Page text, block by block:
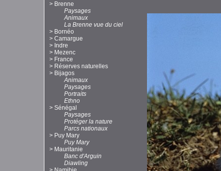
> Brenne
Paysages
Animaux
La Brenne vue du ciel
> Bornéo
> Camargue
> Indre
> Mezenc
> France
> Réserves naturelles
> Bijagos
Animaux
Paysages
Portraits
Ethno
> Sénégal
Paysages
Protéger la nature
Parcs nationaux
> Puy Mary
Puy Mary
> Mauritanie
Banc d'Arguin
Diawling